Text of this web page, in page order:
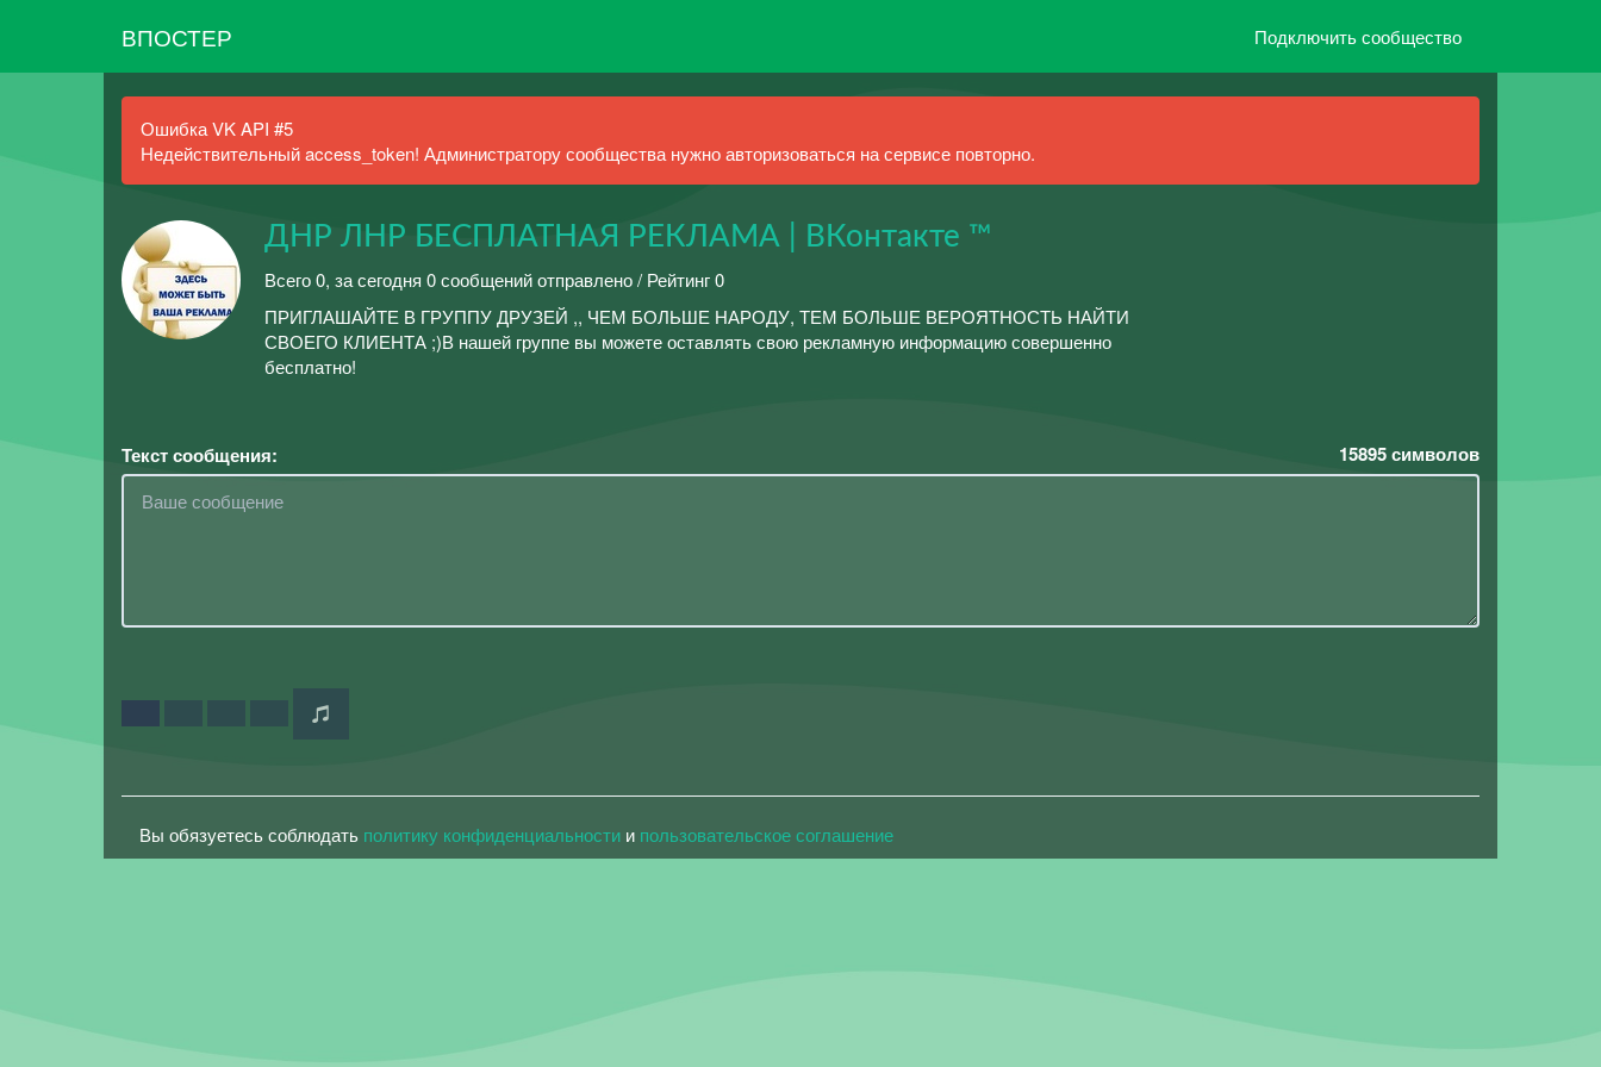
ВПОСТЕР Подключить сообщество
Ошибка VK API #5
Недействительный access_token! Администратору сообщества нужно авторизоваться на сервисе повторно.
ДНР ЛНР БЕСПЛАТНАЯ РЕКЛАМА | ВКонтакте ™
Всего 0, за сегодня 0 сообщений отправлено / Рейтинг 0
ПРИГЛАШАЙТЕ В ГРУППУ ДРУЗЕЙ ,, ЧЕМ БОЛЬШЕ НАРОДУ, ТЕМ БОЛЬШЕ ВЕРОЯТНОСТЬ НАЙТИ
СВОЕГО КЛИЕНТА ;)В нашей группе вы можете оставлять свою рекламную информацию совершенно
бесплатно!
Текст сообщения: 15895символов
Вы обязуетесь соблюдать политику конфиденциальности и пользовательское соглашение